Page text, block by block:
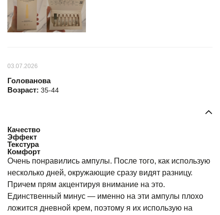
03.07.2026
Голованова
Возраст: 35-44
Качество
Эффект
Текстура
Комфорт
Очень понравились ампулы. После того, как использую
несколько дней, окружающие сразу видят разницу.
Причем прям акцентируя внимание на это.
Единственный минус — именно на эти ампулы плохо
ложится дневной крем, поэтому я их использую на